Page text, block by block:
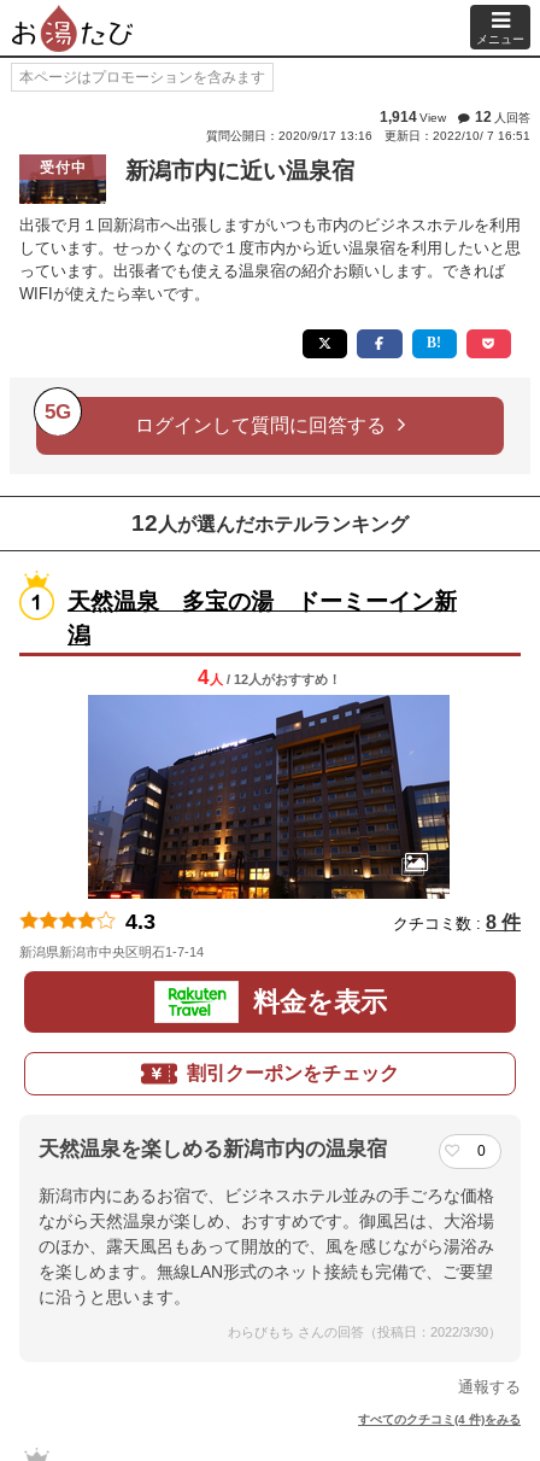
メニュー
本ページはプロモーションを含みます
1,914View 12 人回答
質問公開日：2020/9/17 13:16
更新日：2022/10/ 7 16:51
受付中 新潟市内に近い温泉宿
出張で月１回新潟市へ出張しますがいつも市内のビジネスホテルを利用
しています。せっかくなので１度市内から近い温泉宿を利用したいと思
っています。出張者でも使える温泉宿の紹介お願いします。できれば
WIFIが使えたら幸いです。
5G
ログインして質問に回答する
12 人が選んだホテルランキング
天然温泉 多宝の湯 ドーミーイン新
潟
4人 / 12人がおすすめ！
4.3 クチコミ数 : 8 件
新潟県新潟市中央区明石1-7-14
料金を表示
割引クーポンをチェック
天然温泉を楽しめる新潟市内の温泉宿 0
新潟市内にあるお宿で、ビジネスホテル並みの手ごろな価格
ながら天然温泉が楽しめ、おすすめです。御風呂は、大浴場
のほか、露天風呂もあって開放的で、風を感じながら湯浴み
を楽しめます。無線LAN形式のネット接続も完備で、ご要望
に沿うと思います。
わらびもち さんの回答（投稿日：2022/3/30）
通報する
すべてのクチコミ(4 件)をみる